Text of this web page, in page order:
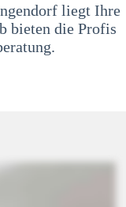
liegt Ihre
bieten die Profis